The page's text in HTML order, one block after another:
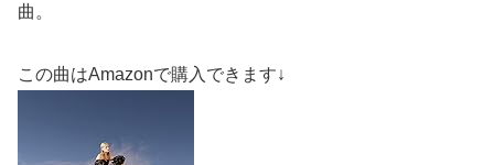
曲。
この曲はAmazonで購入できます↓